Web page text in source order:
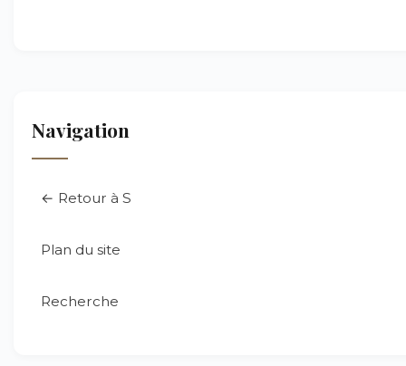
Navigation
← Retour à S
Plan du site
Recherche